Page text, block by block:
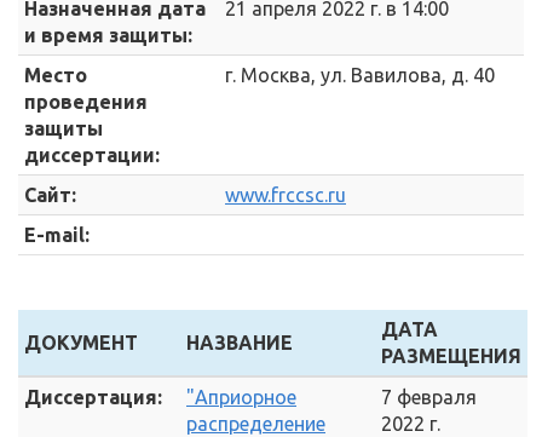
Назначенная дата
и время защиты:
21 апреля 2022 г. в 14:00
Место
проведения
защиты
диссертации:
г. Москва, ул. Вавилова, д. 40
Сайт:
www.frccsc.ru
E-mail:
ДОКУМЕНТ НАЗВАНИЕ
ДАТА
РАЗМЕЩЕНИЯ
Диссертация:
"Априорное
распределение
7 февраля
2022 г.